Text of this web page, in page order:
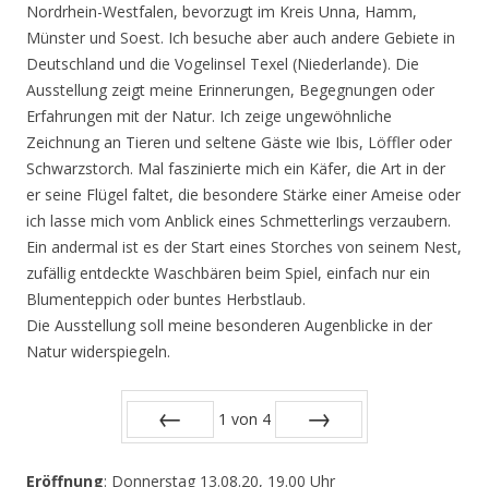
Nordrhein-Westfalen, bevorzugt im Kreis Unna, Hamm,
Münster und Soest. Ich besuche aber auch andere Gebiete in
Deutschland und die Vogelinsel Texel (Niederlande). Die
Ausstellung zeigt meine Erinnerungen, Begegnungen oder
Erfahrungen mit der Natur. Ich zeige ungewöhnliche
Zeichnung an Tieren und seltene Gäste wie Ibis, Löffler oder
Schwarzstorch. Mal faszinierte mich ein Käfer, die Art in der
er seine Flügel faltet, die besondere Stärke einer Ameise oder
ich lasse mich vom Anblick eines Schmetterlings verzaubern.
Ein andermal ist es der Start eines Storches von seinem Nest,
zufällig entdeckte Waschbären beim Spiel, einfach nur ein
Blumenteppich oder buntes Herbstlaub.
Die Ausstellung soll meine besonderen Augenblicke in der
Natur widerspiegeln.
1 von 4
Eröffnung: Donnerstag 13.08.20, 19.00 Uhr